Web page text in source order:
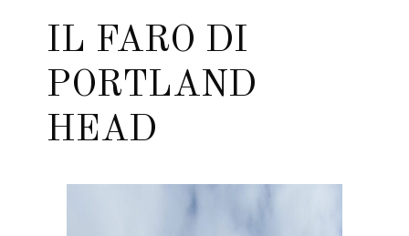
IL FARO DI
PORTLAND
HEAD